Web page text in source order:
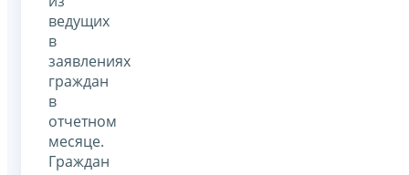
ведущих
в
заявлениях
граждан
в
отчетном
месяце.
Граждан